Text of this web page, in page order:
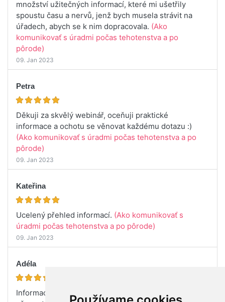
množství užitečných informací, které mi ušetřily
spoustu času a nervů, jenž bych musela strávit na
úřadech, abych se k nim dopracovala. (Ako
komunikovať s úradmi počas tehotenstva a po
pôrode)
09. Jan 2023
Petra
Děkuji za skvělý webinář, oceňuji praktické
informace a ochotu se věnovat každému dotazu :)
(Ako komunikovať s úradmi počas tehotenstva a po
pôrode)
09. Jan 2023
Kateřina
Ucelený přehled informací. (Ako komunikovať s
úradmi počas tehotenstva a po pôrode)
09. Jan 2023
Adéla
Informace užitečné, pro příště prosím se nejdříve